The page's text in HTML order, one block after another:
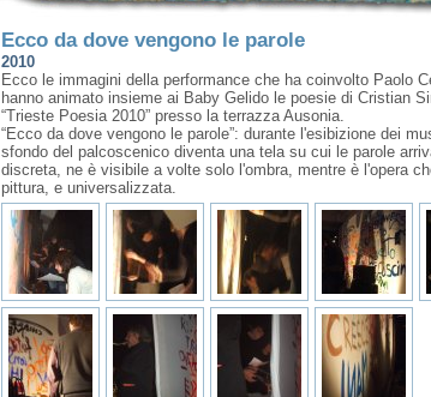
Ecco da dove vengono le parole
2010
Ecco le immagini della performance che ha coinvolto Paolo
hanno animato insieme ai Baby Gelido le poesie di Cristian
“Trieste Poesia 2010” presso la terrazza Ausonia.
“Ecco da dove vengono le parole”: durante l'esibizione dei
sfondo del palcoscenico diventa una tela su cui le parole
discreta, ne è visibile a volte solo l'ombra, mentre è l'opera
pittura, e universalizzata.